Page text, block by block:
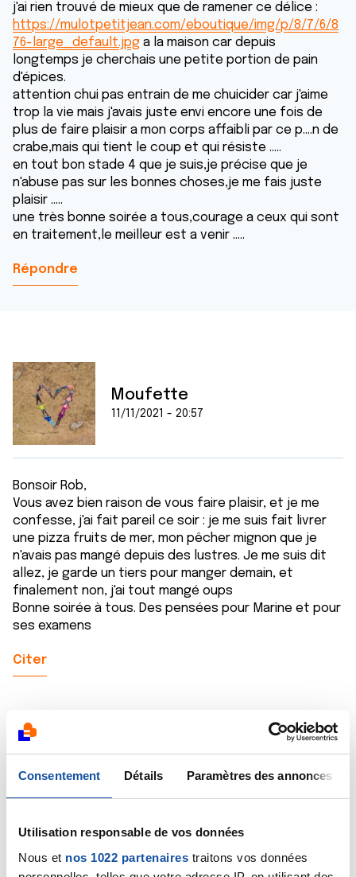
Consentement Détails Paramètres des annonces
Utilisation responsable de vos données
Nous et nos 1022 partenaires traitons vos données
j'ai rien trouvé de mieux que de ramener ce délice :
https://mulotpetitjean.com/eboutique/img/p/8/7/6/8
76-large_default.jpg a la maison car depuis
longtemps je cherchais une petite portion de pain
d'épices.
attention chui pas entrain de me chuicider car j'aime
trop la vie mais j'avais juste envi encore une fois de
plus de faire plaisir a mon corps affaibli par ce p....n de
crabe,mais qui tient le coup et qui résiste .....
en tout bon stade 4 que je suis,je précise que je
n'abuse pas sur les bonnes choses,je me fais juste
plaisir .....
une très bonne soirée a tous,courage a ceux qui sont
en traitement,le meilleur est a venir .....
Répondre
Moufette
11/11/2021 - 20:57
Bonsoir Rob,
Vous avez bien raison de vous faire plaisir, et je me
confesse, j'ai fait pareil ce soir : je me suis fait livrer
une pizza fruits de mer, mon pêcher mignon que je
n'avais pas mangé depuis des lustres. Je me suis dit
allez, je garde un tiers pour manger demain, et
finalement non, j'ai tout mangé oups
Bonne soirée à tous. Des pensées pour Marine et pour
ses examens
Citer
Stephane14
Ohhhhh le gourmand, l'ami Rob à réussi à glisser une